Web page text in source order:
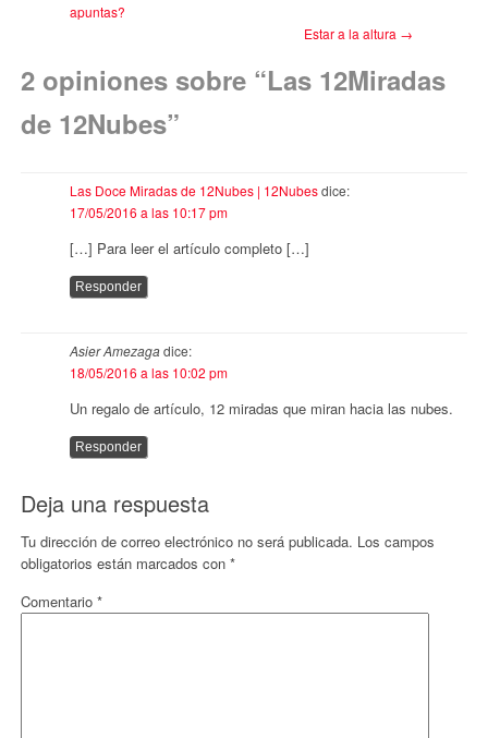
apuntas?
Estar a la altura →
2 opiniones sobre “Las 12Miradas
de 12Nubes”
Las Doce Miradas de 12Nubes | 12Nubesdice:
17/05/2016 a las 10:17 pm
[…] Para leer el artículo completo […]
Responder
Asier Amezagadice:
18/05/2016 a las 10:02 pm
Un regalo de artículo, 12 miradas que miran hacia las nubes.
Responder
Deja una respuesta
Tu dirección de correo electrónico no será publicada. Los campos
obligatorios están marcados con *
Comentario *